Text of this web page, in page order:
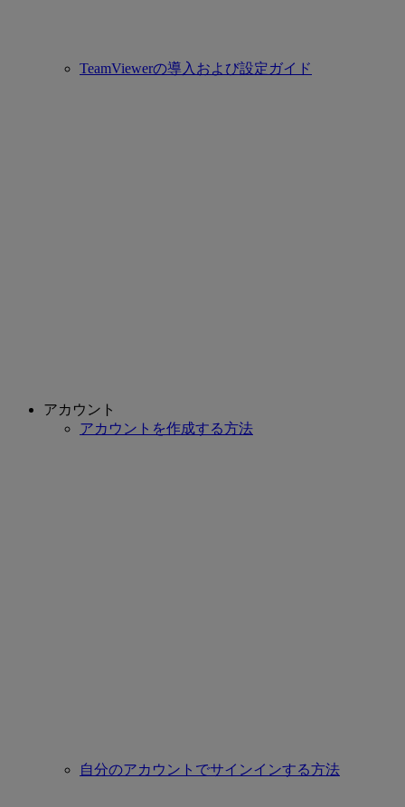
TeamViewerの導入および設定ガイド
アカウント
アカウントを作成する方法
自分のアカウントでサインインする方法